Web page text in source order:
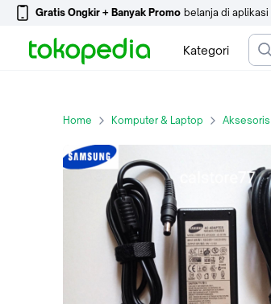
Gratis Ongkir + Banyak Promo belanja di aplikasi
Kategori
Home Komputer & Laptop